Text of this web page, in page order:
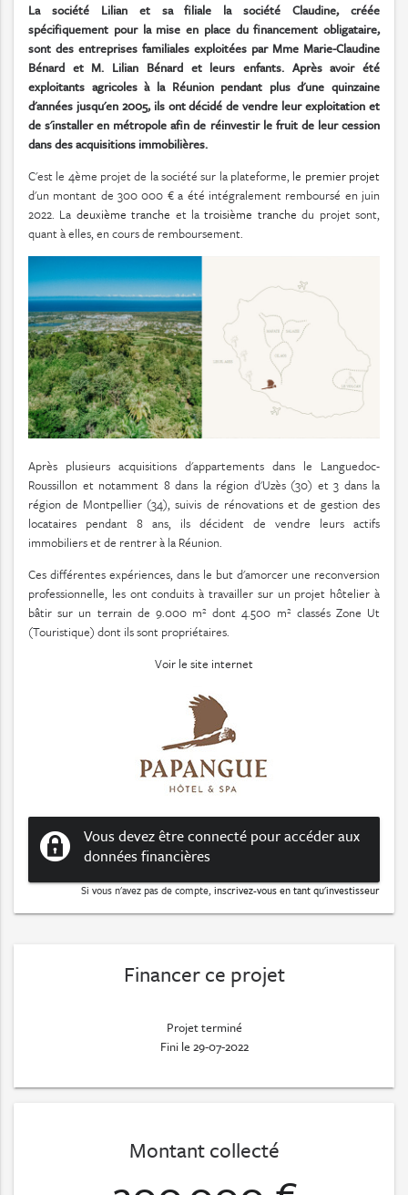
La société Lilian et sa filiale la société Claudine, créée
spécifiquement pour la mise en place du financement obligataire,
sont des entreprises familiales exploitées par Mme Marie-Claudine
Bénard et M. Lilian Bénard et leurs enfants. Après avoir été
exploitants agricoles à la Réunion pendant plus d'une quinzaine
d'années jusqu'en 2005, ils ont décidé de vendre leur exploitation et
de s'installer en métropole afin de réinvestir le fruit de leur cession
dans des acquisitions immobilières.
C'est le 4ème projet de la société sur la plateforme, le premier projet
d'un montant de 300 000 € a été intégralement remboursé en juin
2022. La deuxième tranche et latroisième tranche du projet sont,
quant à elles, en cours de remboursement.
Après plusieurs acquisitions d'appartements dans le Languedoc-
Roussillon et notamment 8 dans la région d'Uzès (30) et 3 dans la
région de Montpellier (34), suivis de rénovations et de gestion des
locataires pendant 8 ans, ils décident de vendre leurs actifs
immobiliers et de rentrer à la Réunion.
Ces différentes expériences, dans le but d'amorcer une reconversion
professionnelle, les ont conduits à travailler sur un projet hôtelier à
bâtir sur un terrain de 9.000 m² dont 4.500 m² classés Zone Ut
(Touristique) dont ils sont propriétaires.
Voir le site internet
Vous devez être connecté pour accéder aux
données financières
Si vous n'avez pas de compte,inscrivez-vous en tant qu'investisseur
Financer ce projet
Projet terminé
Fini le 29-07-2022
Montant collecté